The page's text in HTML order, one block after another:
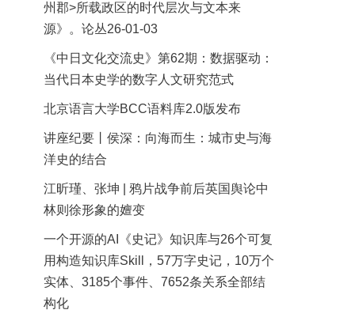
州郡>所载政区的时代层次与文本来
源》。论丛26-01-03
《中日文化交流史》第62期：数据驱动：
当代日本史学的数字人文研究范式
北京语言大学BCC语料库2.0版发布
讲座纪要丨侯深：向海而生：城市史与海
洋史的结合
江昕瑾、张坤 | 鸦片战争前后英国舆论中
林则徐形象的嬗变
一个开源的AI《史记》知识库与26个可复
用构造知识库Skill，57万字史记，10万个
实体、3185个事件、7652条关系全部结
构化